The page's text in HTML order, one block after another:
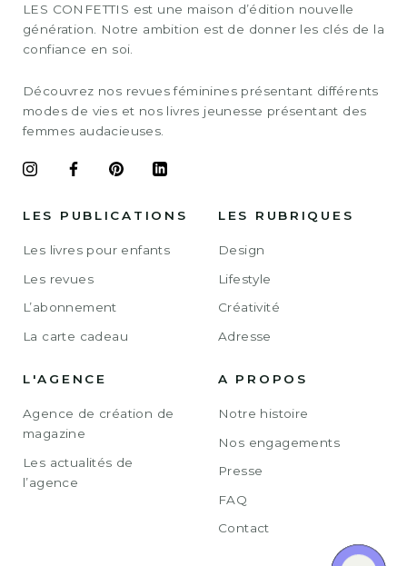
LES CONFETTIS est une maison d’édition nouvelle
génération. Notre ambition est de donner les clés de la
confiance en soi.
Découvrez nos revues féminines présentant différents
modes de vies et nos livres jeunesse présentant des
femmes audacieuses.
LES PUBLICATIONS
Les livres pour enfants
Les revues
L’abonnement
La carte cadeau
LES RUBRIQUES
Design
Lifestyle
Créativité
Adresse
L'AGENCE
Agence de création de
magazine
Les actualités de
l’agence
A PROPOS
Notre histoire
Nos engagements
Presse
FAQ
Contact